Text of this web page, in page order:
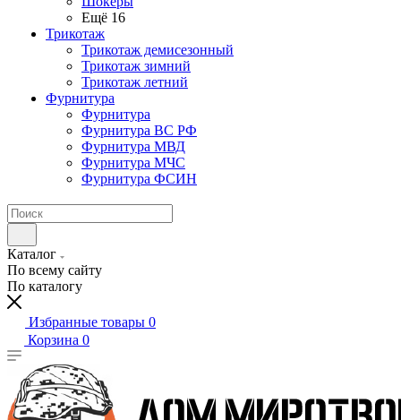
Ещё 16
Трикотаж
Трикотаж демисезонный
Трикотаж зимний
Трикотаж летний
Фурнитура
Фурнитура
Фурнитура ВС РФ
Фурнитура МВД
Фурнитура МЧС
Фурнитура ФСИН
Каталог
По всему сайту
По каталогу
Избранные товары 0
Корзина 0